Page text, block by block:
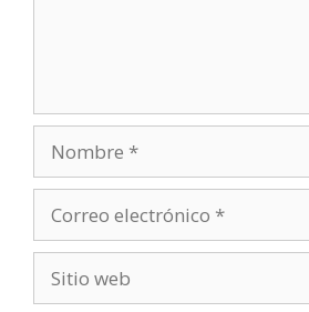
electrónico
web